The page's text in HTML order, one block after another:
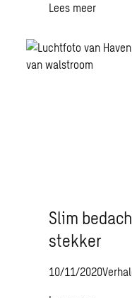
Lees meer
Slim
stekker
10/11/2020